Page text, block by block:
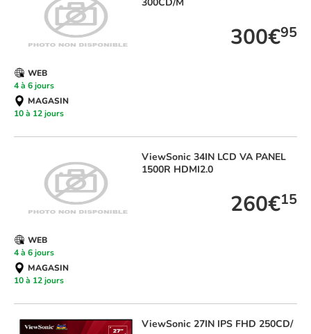
300€95
WEB
4 à 6 jours
MAGASIN
10 à 12 jours
ViewSonic 34IN LCD VA PANEL
1500R HDMI2.0
260€15
WEB
4 à 6 jours
MAGASIN
10 à 12 jours
ViewSonic 27IN IPS FHD 250CD/